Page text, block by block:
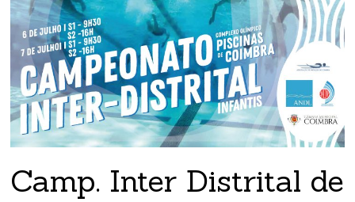
Camp. Inter Distrital de